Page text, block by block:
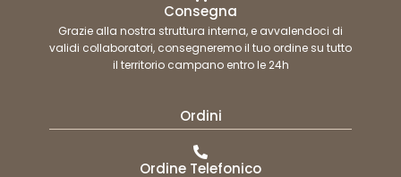
Consegna
Grazie alla nostra struttura interna, e avvalendoci di
validi collaboratori, consegneremo il tuo ordine su tutto
il territorio campano entro le 24h
Ordini
Ordine Telefonico